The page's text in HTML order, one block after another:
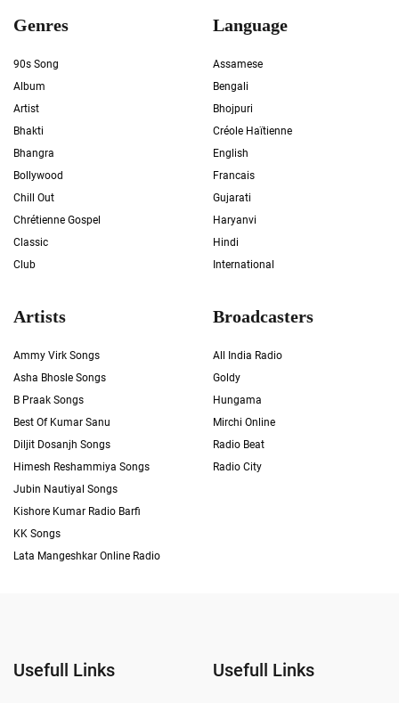
Genres
90s Song
Album
Artist
Bhakti
Bhangra
Bollywood
Chill Out
Chrétienne Gospel
Classic
Club
Language
Assamese
Bengali
Bhojpuri
Créole Haïtienne
English
Francais
Gujarati
Haryanvi
Hindi
International
Artists
Ammy Virk Songs
Asha Bhosle Songs
B Praak Songs
Best Of Kumar Sanu
Diljit Dosanjh Songs
Himesh Reshammiya Songs
Jubin Nautiyal Songs
Kishore Kumar Radio Barfi
KK Songs
Lata Mangeshkar Online Radio
Broadcasters
All India Radio
Goldy
Hungama
Mirchi Online
Radio Beat
Radio City
Usefull Links Usefull Links